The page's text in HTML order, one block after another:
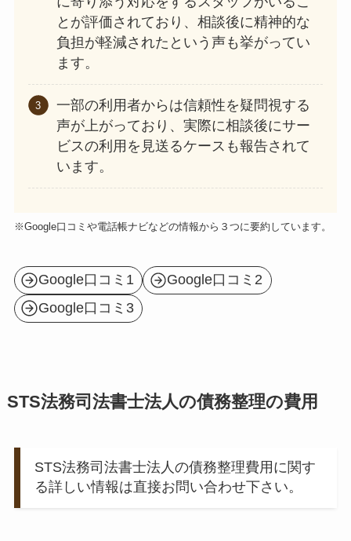
とが評価されており、相談後に精神的な
負担が軽減されたという声も挙がってい
ます。
一部の利用者からは信頼性を疑問視する
声が上がっており、実際に相談後にサー
ビスの利用を見送るケースも報告されて
います。
※Google口コミや電話帳ナビなどの情報から３つに要約しています。
Google口コミ1
Google口コミ2
Google口コミ3
STS法務司法書士法人の債務整理の費用
STS法務司法書士法人の債務整理費用に関す
る詳しい情報は直接お問い合わせ下さい。